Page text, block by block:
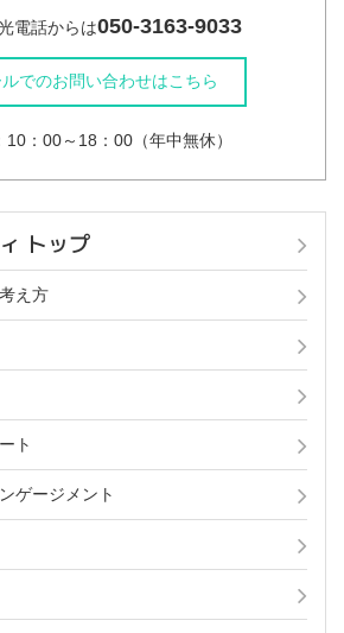
電話からは050-3163-9033
ルでのお問い合わせはこちら
10：00～18：00（年中無休）
トップ
え方
ト
ゲージメント